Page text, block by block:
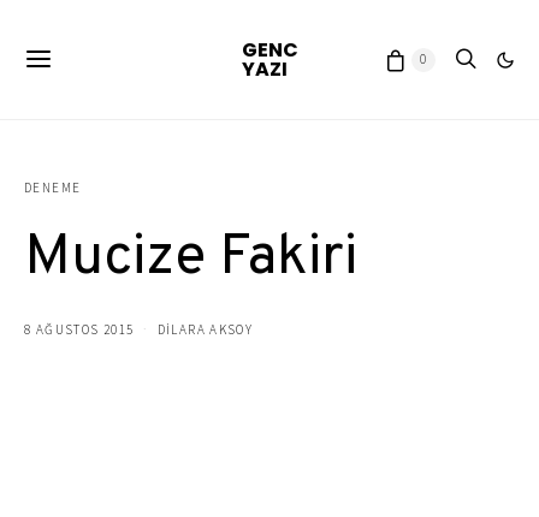
GENC
YAZI 0
DENEME
Mucize Fakiri
8 AĞUSTOS 2015 DILARA AKSOY